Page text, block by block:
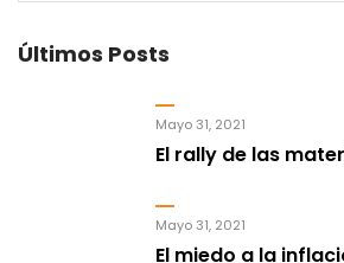
Últimos Posts
Mayo 31, 2021
El rally de las
Mayo 31, 2021
El miedo a la